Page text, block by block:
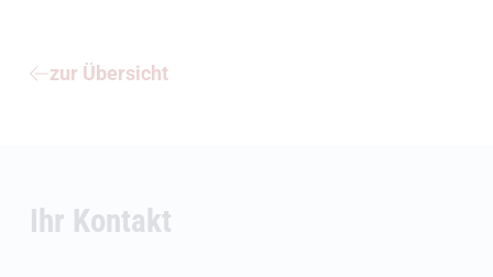
zur Übersicht
Ihr Kontakt